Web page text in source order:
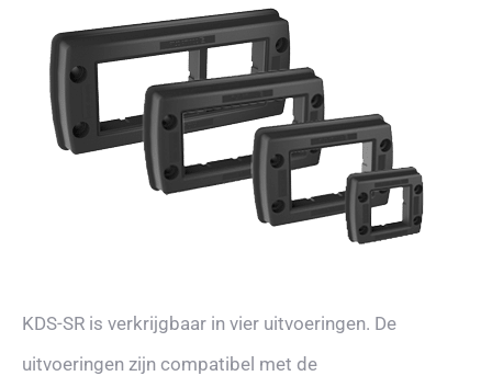
KDS-SR is verkrijgbaar in vier uitvoeringen. De
uitvoeringen zijn compatibel met de